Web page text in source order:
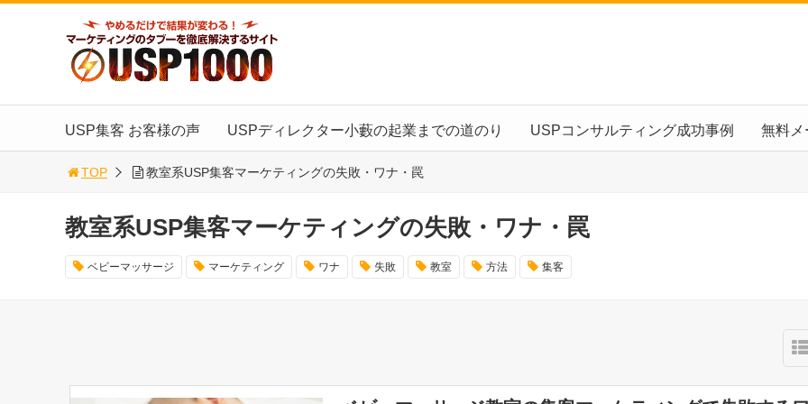
USP集客 お客様の声 USPディレクター小藪の起業までの道のり USPコンサルティング成功事例 無料メ
TOP 教室系USP集客マーケティングの失敗・ワナ・罠
教室系USP集客マーケティングの失敗・ワナ・罠
ベビーマッサージ マーケティング ワナ 失敗 教室 方法 集客